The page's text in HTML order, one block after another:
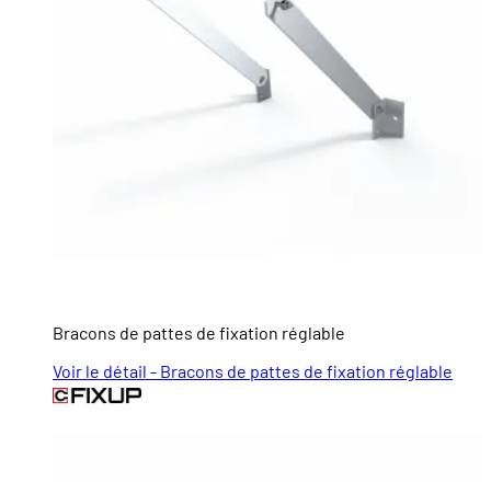
Bracons de pattes de fixation réglable
Voir le détail - Bracons de pattes de fixation réglable